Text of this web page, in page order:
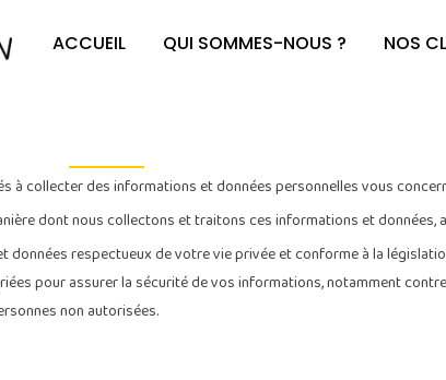
ACCUEIL QUI SOMMES-NOUS ? NOS
à collecter des informations et données personnelles vous
dont nous collectons et traitons ces informations et données,
respectueux de votre vie privée et conforme à la
pour assurer la sécurité de vos informations, notamment
non autorisées.